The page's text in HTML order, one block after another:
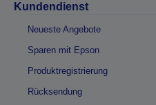
Kundendienst
Neueste Angebote
Sparen mit Epson
Produktregistrierung
Rücksendung